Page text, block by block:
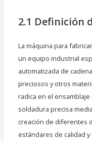
2.1 Definición
La máquina para
un equipo industrial
automatizada de
preciosos y otros
radica en el
soldadura precisa
creación de diferentes
estándares de calidad